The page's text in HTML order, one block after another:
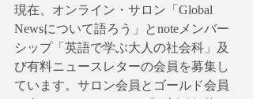
現在、オンライン・サロン「Global
Newsについて語ろう」とnoteメンバー
シップ「英語で学ぶ大人の社会科」及
び有料ニュースレターの会員を募集し
ています。サロン会員とゴールド会員